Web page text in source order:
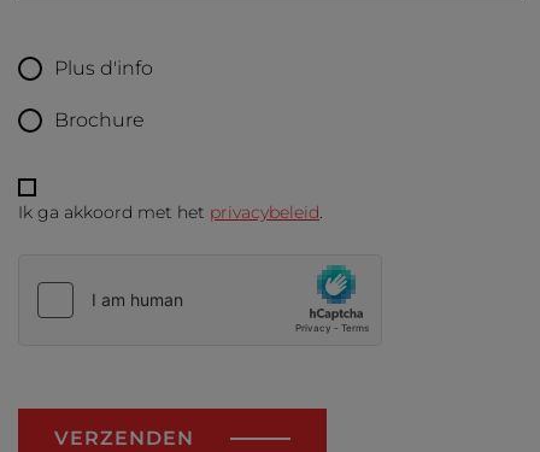
Plus d'info
Brochure
Ik ga akkoord met het privacybeleid.
VERZENDEN